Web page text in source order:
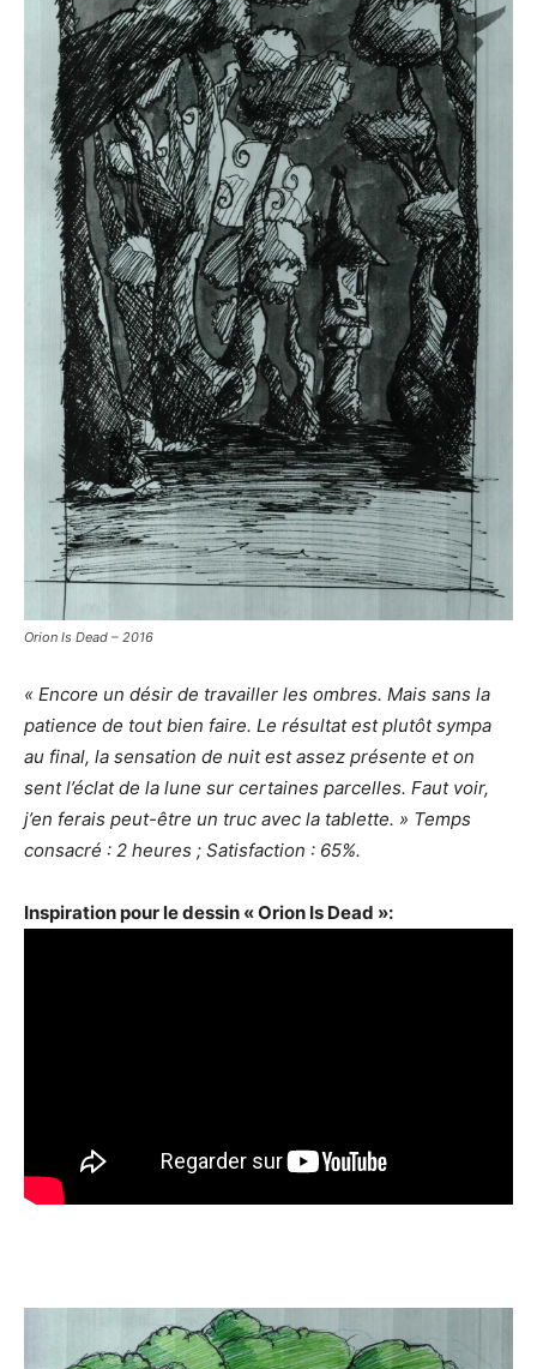
Orion Is Dead – 2016
« Encore un désir de travailler les ombres. Mais sans la
patience de tout bien faire. Le résultat est plutôt sympa
au final, la sensation de nuit est assez présente et on
sent l’éclat de la lune sur certaines parcelles. Faut voir,
j’en ferais peut-être un truc avec la tablette. » Temps
consacré : 2 heures ; Satisfaction : 65%.
Inspiration pour le dessin « Orion Is Dead »: